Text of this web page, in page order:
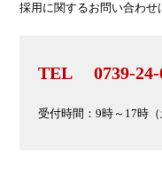
採用に関するお問い合わせ
TEL 0739-24-
受付時間：9時～17時（